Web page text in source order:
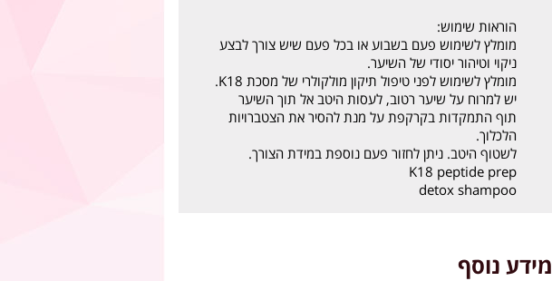
הוראות שימוש:
מומלץ לשימוש פעם בשבוע או בכל פעם שיש צורך לבצע
ניקוי וטיהור יסודי של השיער.
מומלץ לשימוש לפני טיפול תיקון מולקולרי של מסכת K18.
יש למרוח על שיער רטוב, לעסות היטב אל תוך השיער
תוף התמקדות בקרקפת על מנת להסיר את הצטברויות
הלכלוך.
לשטוף היטב. ניתן לחזור פעם נוספת במידת הצורך.
K18 peptide prep
detox shampoo
מידע נוסף